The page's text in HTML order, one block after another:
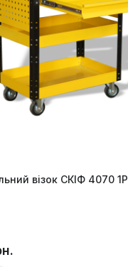
візок СКІФ 4070 1P